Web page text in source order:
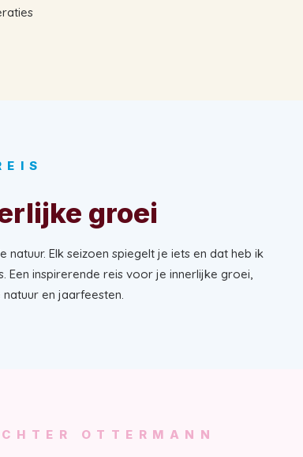
groei
natuur. Elk seizoen spiegelt je iets en dat heb ik
inspirerende reis voor je innerlijke groei,
en jaarfeesten.
OTTERMANN